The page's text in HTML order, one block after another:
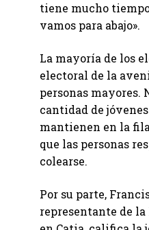
tiene mucho
vamos para abajo».
La mayoría de los
electoral de la
personas mayores.
cantidad de
mantienen en la
que las personas
colearse.
Por su parte,
representante de